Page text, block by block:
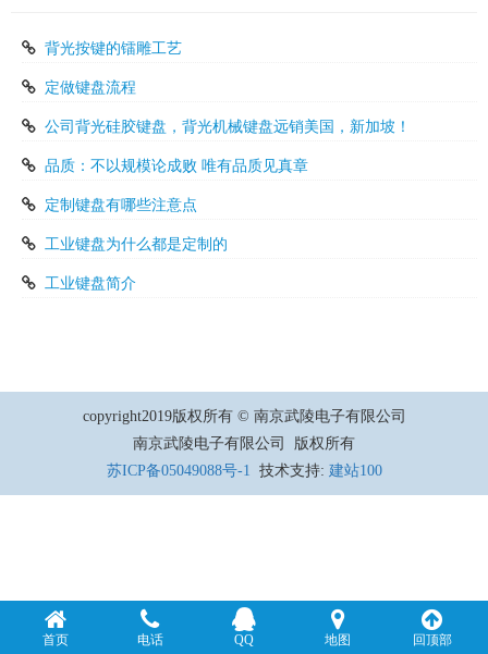
背光按键的镭雕工艺
定做键盘流程
公司背光硅胶键盘，背光机械键盘远销美国，新加坡！
品质：不以规模论成败 唯有品质见真章
定制键盘有哪些注意点
工业键盘为什么都是定制的
工业键盘简介
copyright2019版权所有 © 南京武陵电子有限公司
南京武陵电子有限公司 版权所有
苏ICP备05049088号-1 技术支持: 建站100
首页 电话 QQ 地图 回顶部